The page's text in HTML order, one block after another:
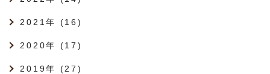
2021年 (16)
2020年 (17)
2019年 (27)